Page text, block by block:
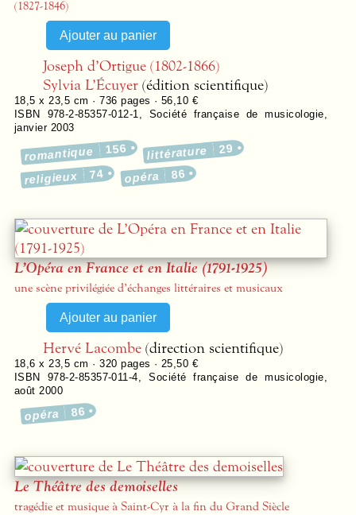
(1827-1846)
Joseph d’Ortigue (1802-1866)
Sylvia L’Écuyer (édition scientifique)
18,5 x 23,5 cm · 736 pages · 56,10 €
ISBN 978-2-85357-012-1, Société française de musicologie,
janvier 2003
romantique 156 littérature 29
religieux 74 opéra 86
L’Opéra en France et en Italie (1791-1925)
une scène privilégiée d’échanges littéraires et musicaux
Hervé Lacombe (direction scientifique)
18,6 x 23,5 cm ·320 pages · 25,50 €
ISBN 978-2-85357-011-4,Société française de musicologie,
août 2000
opéra 86
Le Théâtre des demoiselles
tragédie et musique à Saint-Cyr à la fin du Grand Siècle